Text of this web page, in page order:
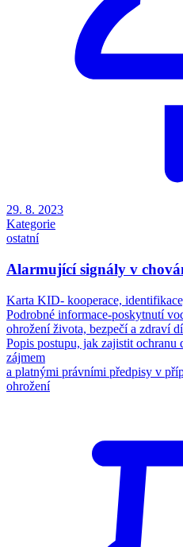
29. 8. 2023
Kategorie
ostatní
Alarmující signály v
Karta KID- kooperace,
Podrobné informace-poskytnutí
ohrožení života, bezpečí a zdraví
Popis postupu, jak zajistit ochranu
zájmem
a platnými právními předpisy v
ohrožení